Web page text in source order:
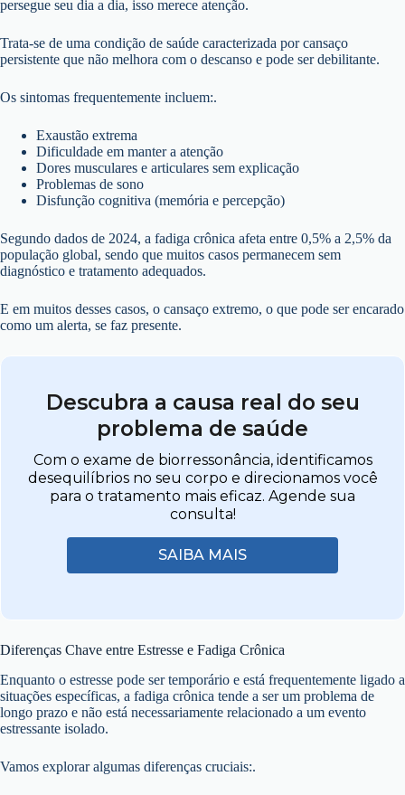
persegue seu dia a dia, isso merece atenção.
Trata-se de uma condição de saúde caracterizada por cansaço
persistente que não melhora com o descanso e pode ser debilitante.
Os sintomas frequentemente incluem:.
Exaustão extrema
Dificuldade em manter a atenção
Dores musculares e articulares sem explicação
Problemas de sono
Disfunção cognitiva (memória e percepção)
Segundo dados de 2024, a fadiga crônica afeta entre 0,5% a 2,5% da
população global, sendo que muitos casos permanecem sem
diagnóstico e tratamento adequados.
E em muitos desses casos, o cansaço extremo, o que pode ser encarado
como um alerta, se faz presente.
Descubra a causa real do seu
problema de saúde
Com o exame de biorressonância, identificamos
desequilíbrios no seu corpo e direcionamos você
para o tratamento mais eficaz. Agende sua
consulta!
SAIBA MAIS
Diferenças Chave entre Estresse e Fadiga Crônica
Enquanto o estresse pode ser temporário e está frequentemente ligado a
situações específicas, a fadiga crônica tende a ser um problema de
longo prazo e não está necessariamente relacionado a um evento
estressante isolado.
Vamos explorar algumas diferenças cruciais:.